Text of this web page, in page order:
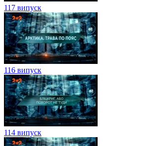
117 випуск
116 випуск
114 випуск